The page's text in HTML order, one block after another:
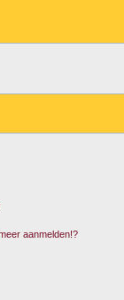
aanmelden!?